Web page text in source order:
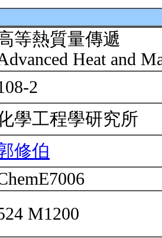
等熱質量傳遞
Heat and
2
學工程學研究所
修伯
M1200